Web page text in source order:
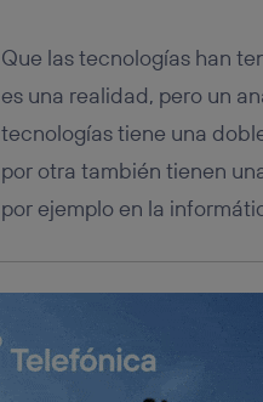
Que las tecnologías han
es una realidad, pero un
tecnologías tiene una
por otra también tienen
por ejemplo en la